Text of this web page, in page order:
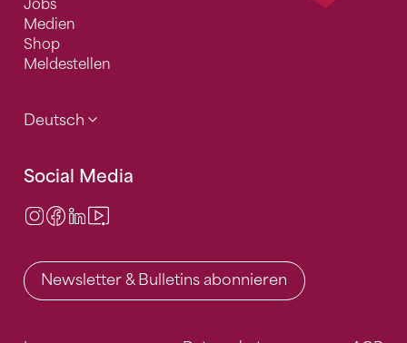
Jobs
Medien
Shop
Meldestellen
Deutsch
Social Media
Instagram
Facebook
LinkedIn
Newsletter & Bulletins abonnieren